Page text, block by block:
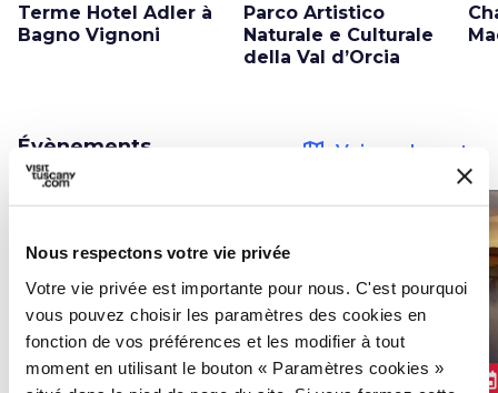
Nous respectons votre vie privée
Votre vie privée est importante pour nous. C'est pourquoi
vous pouvez choisir les paramètres des cookies en
fonction de vos préférences et les modifier à tout
moment en utilisant le bouton « Paramètres cookies »
Terme Hotel Adler à
Bagno Vignoni
Parco Artistico
Naturale e Culturale
della Val d’Orcia
Évènements map Voir sur la carte
music_note event
AUTRES
ÉVÈNEMENTS